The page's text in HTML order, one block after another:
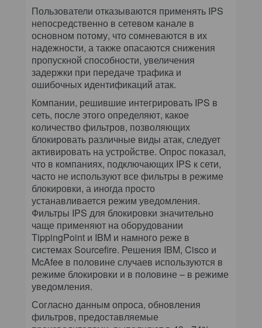
Пользователи отказываются применять IPS
непосредственно в сетевом канале в
основном потому, что сомневаются в их
надежности, а также опасаются снижения
пропускной способности, увеличения
задержки при передаче трафика и
ошибочных идентификаций атак.
Компании, решившие интегрировать IPS в
сеть, после этого определяют, какое
количество фильтров, позволяющих
блокировать различные виды атак, следует
активировать на устройстве. Опрос показал,
что в компаниях, подключающих IPS к сети,
часто не используют все фильтры в режиме
блокировки, а иногда просто
устанавливается режим уведомления.
Фильтры IPS для блокировки значительно
чаще применяют на оборудовании
TippingPoint и IBM и намного реже в
системах Sourcefire. Решения IBM, Cisco и
McAfee в половине случаев используются в
режиме блокировки и в половине – в режиме
уведомления.
Согласно данным опроса, обновления
фильтров, предоставляемые